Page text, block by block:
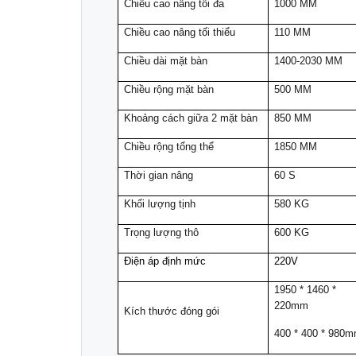
Chiều cao nâng tối đa 1000 MM
Chiều cao nâng tối thiểu 110 MM
Chiều dài mặt bàn 1400-2030 MM
Chiều rộng mặt bàn 500 MM
Khoảng cách giữa 2 mặt bàn 850 MM
Chiều rộng tổng thể 1850 MM
Thời gian nâng 60 S
Khối lượng tịnh 580 KG
Trọng lượng thô 600 KG
Điện áp định mức 220V
Kích thước đóng gói
1950 * 1460 *
220mm
400 * 400 *